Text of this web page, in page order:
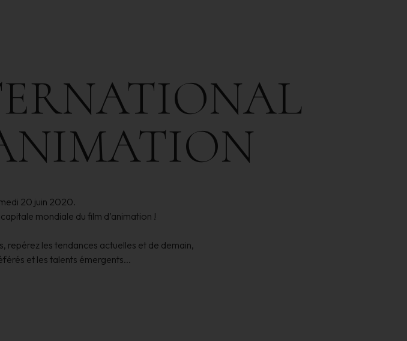
20 juin 2020.
mondiale du film d’animation !
repérez les tendances actuelles et de demain,
et les talents émergents...